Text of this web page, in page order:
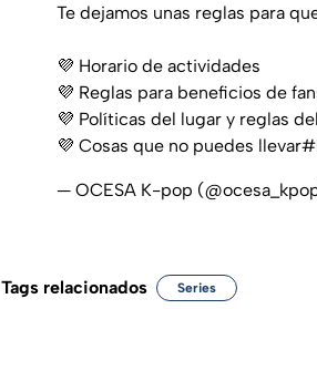
Te dejamos unas reglas para
💜 Horario de actividades
💜 Reglas para beneficios de
💜 Políticas del lugar y reglas
💜 Cosas que no puedes llevar
— OCESA K-pop
Tags relacionados Series